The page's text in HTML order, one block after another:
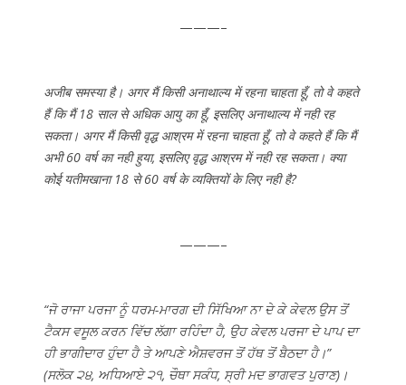
———–
अजीब समस्या है। अगर मैं किसी अनाथाल्य में रहना चाहता हूँ, तो वे कहते
हैं कि मैं 18 साल से अधिक आयु का हूँ, इसलिए अनाथाल्य में नही रह
सकता। अगर मैं किसी वृद्ध आश्रम में रहना चाहता हूँ, तो वे कहते हैं कि मैं
अभी 60 वर्ष का नही हुया, इसलिए वृद्ध आश्रम में नही रह सकता। क्या
कोई यतीमखाना 18 से 60 वर्ष के व्यक्तियों के लिए नही है?
———–
“ਜੋ ਰਾਜਾ ਪਰਜਾ ਨੂੰ ਧਰਮ-ਮਾਰਗ ਦੀ ਸਿੱਖਿਆ ਨਾ ਦੇ ਕੇ ਕੇਵਲ ਉਸ ਤੋਂ
ਟੈਕਸ ਵਸੂਲ ਕਰਨ ਵਿੱਚ ਲੱਗਾ ਰਹਿੰਦਾ ਹੈ, ਉਹ ਕੇਵਲ ਪਰਜਾ ਦੇ ਪਾਪ ਦਾ
ਹੀ ਭਾਗੀਦਾਰ ਹੁੰਦਾ ਹੈ ਤੇ ਆਪਣੇ ਐਸ਼ਵਰਜ ਤੋਂ ਹੱਥ ਤੋਂ ਬੈਠਦਾ ਹੈ।”
(ਸਲੋਕ ੨੪, ਅਧਿਆਏ ੨੧, ਚੌਥਾ ਸਕੰਧ, ਸ੍ਰੀ ਮਦ ਭਾਗਵਤ ਪੁਰਾਣ)।